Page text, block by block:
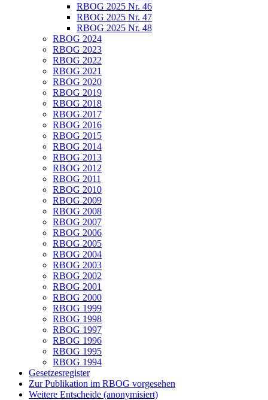
RBOG 2025 Nr. 46
RBOG 2025 Nr. 47
RBOG 2025 Nr. 48
RBOG 2024
RBOG 2023
RBOG 2022
RBOG 2021
RBOG 2020
RBOG 2019
RBOG 2018
RBOG 2017
RBOG 2016
RBOG 2015
RBOG 2014
RBOG 2013
RBOG 2012
RBOG 2011
RBOG 2010
RBOG 2009
RBOG 2008
RBOG 2007
RBOG 2006
RBOG 2005
RBOG 2004
RBOG 2003
RBOG 2002
RBOG 2001
RBOG 2000
RBOG 1999
RBOG 1998
RBOG 1997
RBOG 1996
RBOG 1995
RBOG 1994
Gesetzesregister
Zur Publikation im RBOG vorgesehen
Weitere Entscheide (anonymisiert)